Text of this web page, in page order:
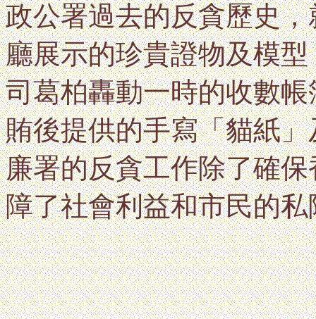
政公署過去的反貪歷史
廳展示的珍貴證物及模
司葛柏轟動一時的收數
賄後提供的手寫「貓紙
廉署的反貪工作除了確
障了社會利益和市民的私